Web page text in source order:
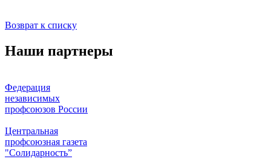
Возврат к списку
Наши партнеры
Федерация
независимых
профсоюзов России
Центральная
профсоюзная газета
"Солидарность”